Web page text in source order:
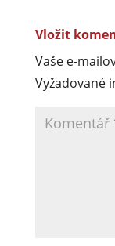
Vložit
Vaše e-
Vyžadované